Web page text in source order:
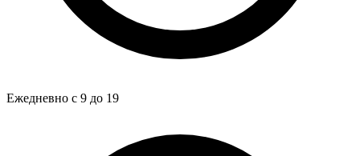
Ежедневно с 9 до 19